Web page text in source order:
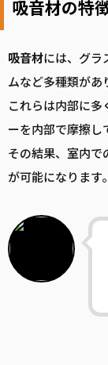
吸音材の特
吸音材には、グラ
ムなど多種類があ
これらは内部に
ーを内部で摩擦し
その結果、室内で
が可能になります。